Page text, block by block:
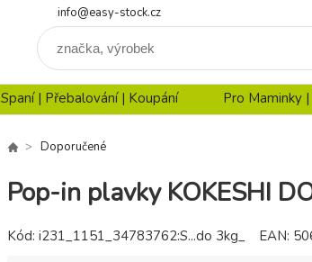
info@easy-stock.cz
Spaní | Přebalování | Koupání Pro Maminky
Doporučené
Pop-in plavky KOKESHI
Kód: i231_1151_34783762:S...do 3kg_ EAN: